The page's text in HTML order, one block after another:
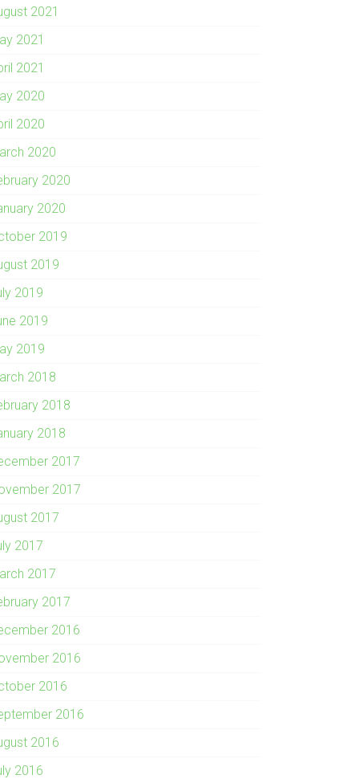
2021
2021
2021
2020
2020
2020
2020
2020
2019
2019
2019
2019
2019
2018
2018
2018
2017
2017
2017
2017
2017
2017
2016
2016
2016
2016
2016
2016